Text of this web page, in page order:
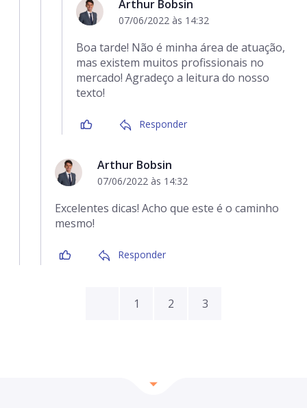
Arthur Bobsin
07/06/2022 às 14:32
Boa tarde! Não é minha área de atuação,
mas existem muitos profissionais no
mercado! Agradeço a leitura do nosso
texto!
Responder
Arthur Bobsin
07/06/2022 às 14:32
Excelentes dicas! Acho que este é o caminho
mesmo!
Responder
1 2 3